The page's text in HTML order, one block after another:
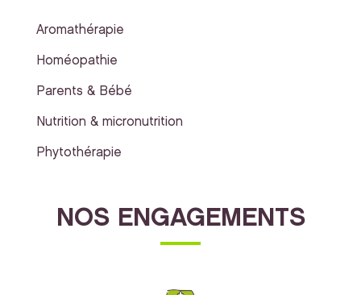
Aromathérapie
Homéopathie
Parents & Bébé
Nutrition & micronutrition
Phytothérapie
NOS ENGAGEMENTS